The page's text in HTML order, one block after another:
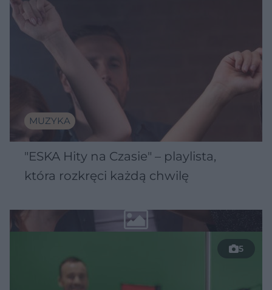
MUZYKA
"ESKA Hity na Czasie" – playlista,
która rozkręci każdą chwilę
5